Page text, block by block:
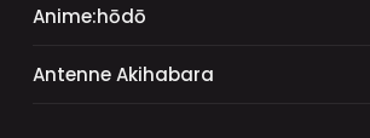
Anime:hōdō
Antenne Akihabara